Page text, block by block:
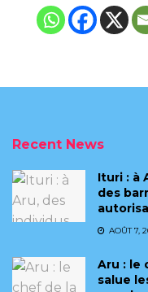
Recent News
Ituri : à
des
AOÛT 7,
Aru : le
salue